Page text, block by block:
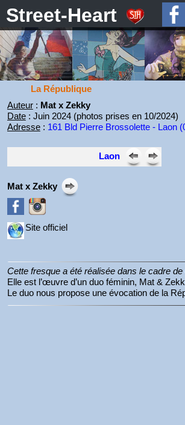
Street-Heart
La République
Auteur: Mat x Zekky
Date: Juin 2024 (photos prises en 10/2024)
Adresse: 161 Bld Pierre Brossolette - Laon
Laon
Mat x Zekky
Site officiel
Cette fresque a été réalisée dans le cadre
Elle est l’œuvre d’un duo féminin, Mat &
Le duo nous propose une évocation de la